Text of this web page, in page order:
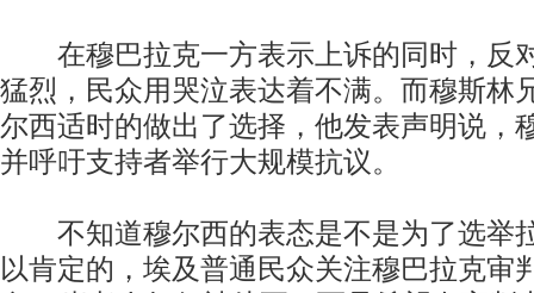
在穆巴拉克一方表示上诉的同时，反
猛烈，民众用哭泣表达着不满。而穆斯林
尔西适时的做出了选择，他发表声明说，
并呼吁支持者举行大规模抗议。
不知道穆尔西的表态是不是为了选举
以肯定的，埃及普通民众关注穆巴拉克审